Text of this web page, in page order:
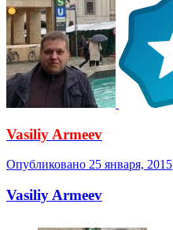
Vasiliy Armeev
Опубликовано 25 января, 2015
Vasiliy Armeev